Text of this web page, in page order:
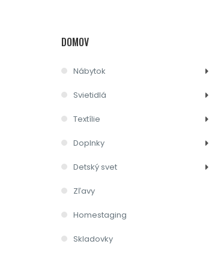
DOMOV
Nábytok
Svietidlá
Textílie
Doplnky
Detský svet
Zľavy
Homestaging
Skladovky